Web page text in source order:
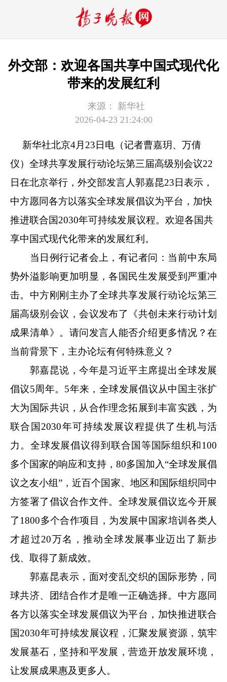
外交部：欢迎各国共享中国式现代化
带来的发展红利
来源：
新华社
2026-04-23 21:24:00
新华社北京4月23日电（记者曹嘉玥、万倩
仪）全球共享发展行动论坛第三届高级别会议22
日在北京举行，外交部发言人郭嘉昆23日表示，
中方愿同各方以落实全球发展倡议为平台，加快
推进联合国2030年可持续发展议程。欢迎各国共
享中国式现代化带来的发展红利。
当日例行记者会上，有记者问：当前中东局
势外溢影响更加明显，各国民生发展受到严重冲
击。中方刚刚主办了全球共享发展行动论坛第三
届高级别会议，会议发布了《共创未来行动计划
成果清单》。请问发言人能否介绍更多情况？在
当前背景下，主办论坛有何特殊意义？
郭嘉昆说，今年是习近平主席提出全球发展
倡议5周年。5年来，全球发展倡议从中国主张扩
大为国际共识，从合作理念拓展到丰富实践，为
联合国2030年可持续发展议程提供了生机与活
力。全球发展倡议得到联合国等国际组织和100
多个国家的响应和支持，80多国加入“全球发展倡
议之友小组”，近百个国家、地区和国际组织同中
方签署了倡议合作文件。全球发展倡议迄今开展
了1800多个合作项目，为发展中国家培训各类人
才超过20万名，推动全球发展事业迈出了新步
伐、取得了新成效。
郭嘉昆表示，面对变乱交织的国际形势，同
球共济、团结合作才是唯一正确选择。中方愿同
各方以落实全球发展倡议为平台，加快推进联合
国2030年可持续发展议程，汇聚发展资源，筑牢
发展基石，坚持和平发展，营造开放发展环境，
让发展成果惠及更多人。